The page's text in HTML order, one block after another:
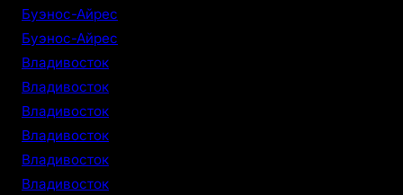
Буэнос-Айрес
Буэнос-Айрес
Владивосток
Владивосток
Владивосток
Владивосток
Владивосток
Владивосток